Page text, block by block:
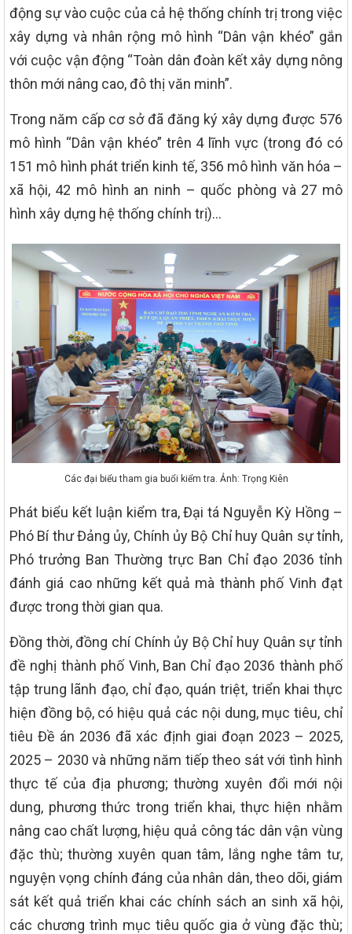
động sự vào cuộc của cả hệ thống chính trị trong việc
xây dựng và nhân rộng mô hình “Dân vận khéo” gắn
với cuộc vận động “Toàn dân đoàn kết xây dựng nông
thôn mới nâng cao, đô thị văn minh”.
Trong năm cấp cơ sở đã đăng ký xây dựng được 576
mô hình “Dân vận khéo” trên 4 lĩnh vực (trong đó có
151 mô hình phát triển kinh tế, 356 mô hình văn hóa –
xã hội, 42 mô hình an ninh – quốc phòng và 27 mô
hình xây dựng hệ thống chính trị)…
Các đại biểu tham gia buổi kiểm tra. Ảnh: Trọng Kiên
Phát biểu kết luận kiểm tra, Đại tá Nguyễn Kỳ Hồng –
Phó Bí thư Đảng ủy, Chính ủy Bộ Chỉ huy Quân sự tỉnh,
Phó trưởng Ban Thường trực Ban Chỉ đạo 2036 tỉnh
đánh giá cao những kết quả mà thành phố Vinh đạt
được trong thời gian qua.
Đồng thời, đồng chí Chính ủy Bộ Chỉ huy Quân sự tỉnh
đề nghị thành phố Vinh, Ban Chỉ đạo 2036 thành phố
tập trung lãnh đạo, chỉ đạo, quán triệt, triển khai thực
hiện đồng bộ, có hiệu quả các nội dung, mục tiêu, chỉ
tiêu Đề án 2036 đã xác định giai đoạn 2023 – 2025,
2025 – 2030 và những năm tiếp theo sát với tình hình
thực tế của địa phương; thường xuyên đổi mới nội
dung, phương thức trong triển khai, thực hiện nhằm
nâng cao chất lượng, hiệu quả công tác dân vận vùng
đặc thù; thường xuyên quan tâm, lắng nghe tâm tư,
nguyện vọng chính đáng của nhân dân, theo dõi, giám
sát kết quả triển khai các chính sách an sinh xã hội,
các chương trình mục tiêu quốc gia ở vùng đặc thù;